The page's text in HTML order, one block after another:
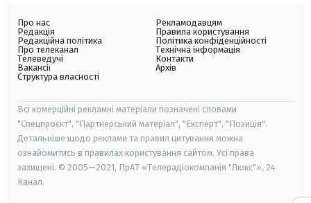
Про нас
Редакція
Редакційна політика
Про телеканал
Телеведучі
Вакансії
Структура власності
Рекламодавцям
Правила користування
Політика конфіденційності
Технічна інформація
Контакти
Архів
Всі комерційні рекламні матеріали позначені словами
"Спецпроєкт", "Партнерський матеріал", "Експерт", "Позиція".
Детальніше щодо реклами та правил цитування можна
ознайомитись в правилах користування сайтом. Усі права
захищені. © 2005—2021, ПрАТ «Телерадіокомпанія "Люкс"», 24
Канал.